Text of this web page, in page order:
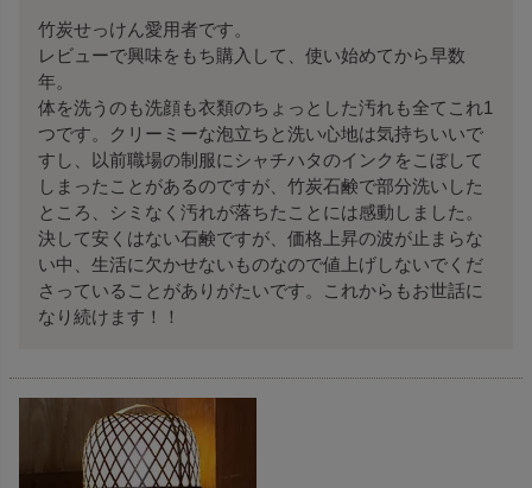
竹炭せっけん愛用者です。
レビューで興味をもち購入して、使い始めてから早数
年。
体を洗うのも洗顔も衣類のちょっとした汚れも全てこれ1
つです。クリーミーな泡立ちと洗い心地は気持ちいいで
すし、以前職場の制服にシャチハタのインクをこぼして
しまったことがあるのですが、竹炭石鹸で部分洗いした
ところ、シミなく汚れが落ちたことには感動しました。
決して安くはない石鹸ですが、価格上昇の波が止まらな
い中、生活に欠かせないものなので値上げしないでくだ
さっていることがありがたいです。これからもお世話に